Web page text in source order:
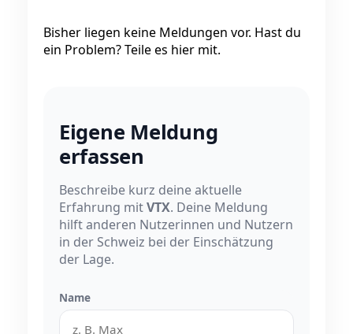
Bisher liegen keine Meldungen vor. Hast du
ein Problem? Teile es hier mit.
Eigene Meldung
erfassen
Beschreibe kurz deine aktuelle
Erfahrung mitVTX. Deine Meldung
hilft anderen Nutzerinnen und Nutzern
in der Schweiz bei der Einschätzung
der Lage.
Name